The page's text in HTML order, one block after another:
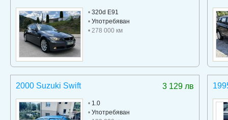
• 320d E91
• Употребяван
• 278 000 км
3 129 лв
2000 Suzuki Swift
• 1.0
• Употребяван